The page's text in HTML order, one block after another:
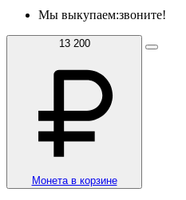
Мы выкупаем:звоните!
13 200
Монета в корзине